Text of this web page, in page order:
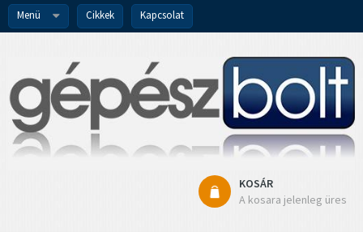
Menü Cikkek Kapcsolat
KOSÁR
A kosara jelenleg üres